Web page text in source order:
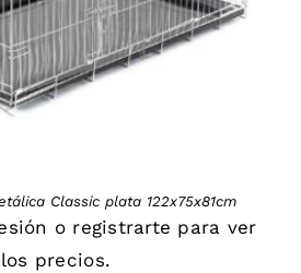
Classic plata 122x75x81cm
o registrarte para ver
los precios.